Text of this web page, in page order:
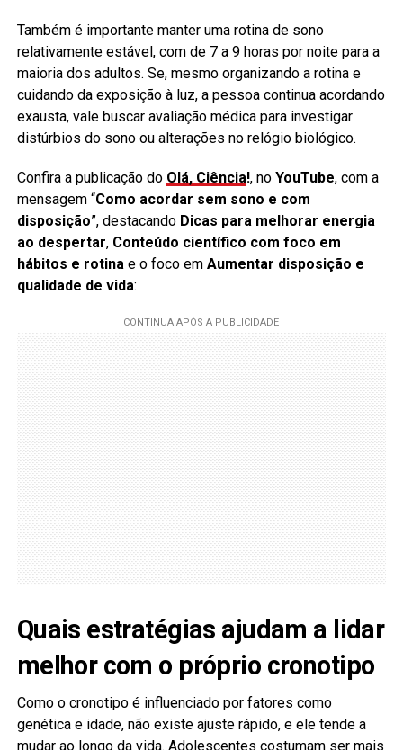
Também é importante manter uma rotina de sono
relativamente estável, com de 7 a 9 horas por noite para a
maioria dos adultos. Se, mesmo organizando a rotina e
cuidando da exposição à luz, a pessoa continua acordando
exausta, vale buscar avaliação médica para investigar
distúrbios do sono ou alterações no relógio biológico.
Confira a publicação do Olá, Ciência!, no YouTube, com a
mensagem “Como acordar sem sono e com
disposição”, destacando Dicas para melhorar energia
ao despertar, Conteúdo científico com foco em
hábitos e rotinae o foco em Aumentar disposição e
qualidade de vida:
Quais estratégias ajudam a lidar
melhor com o próprio cronotipo
Como o cronotipo é influenciado por fatores como
genética e idade, não existe ajuste rápido, e ele tende a
mudar ao longo da vida. Adolescentes costumam ser mais